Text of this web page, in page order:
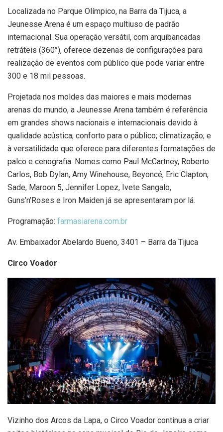
Localizada no Parque Olímpico, na Barra da Tijuca, a
Jeunesse Arena é um espaço multiuso de padrão
internacional. Sua operação versátil, com arquibancadas
retráteis (360°), oferece dezenas de configurações para
realização de eventos com público que pode variar entre
300 e 18 mil pessoas.
Projetada nos moldes das maiores e mais modernas
arenas do mundo, a Jeunesse Arena também é referência
em grandes shows nacionais e internacionais devido à
qualidade acústica; conforto para o público; climatização; e
à versatilidade que oferece para diferentes formatações de
palco e cenografia. Nomes como Paul McCartney, Roberto
Carlos, Bob Dylan, Amy Winehouse, Beyoncé, Eric Clapton,
Sade, Maroon 5, Jennifer Lopez, Ivete Sangalo,
Guns’n’Roses e Iron Maiden já se apresentaram por lá.
Programação: farmasiarena.com.br
Av. Embaixador Abelardo Bueno, 3401 – Barra da Tijuca
Circo Voador
Vizinho dos Arcos da Lapa, o Circo Voador continua a criar